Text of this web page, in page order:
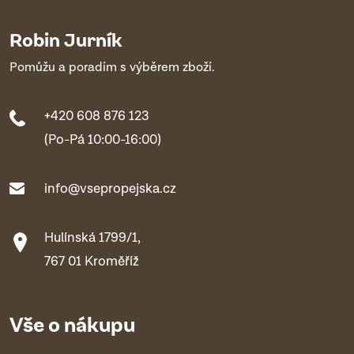
Robin Jurník
Pomůžu a poradím s výběrem zboží.
+420 608 876 123
(Po-Pá 10:00-16:00)
info@vsepropejska.cz
Hulínská 1799/1,
767 01 Kroměříž
Vše o nákupu